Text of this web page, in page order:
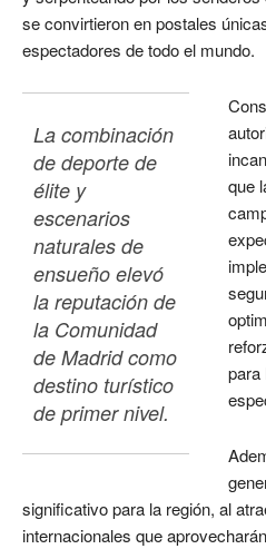
se convirtieron en postales
espectadores de todo el mundo.
La combinación
de deporte de
élite y
escenarios
naturales de
ensueño elevó
la reputación de
la Comunidad
de Madrid como
destino turístico
de primer nivel.
que
para
significativo para la región, al
internacionales que